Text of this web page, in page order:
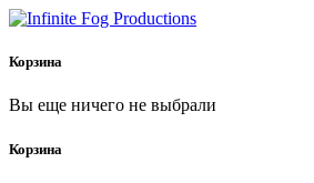
Корзина
Вы еще ничего не выбрали
Корзина